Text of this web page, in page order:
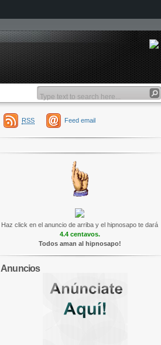
RSS Feed email
Haz click en el anuncio de arriba y el hipnosapo te dará
4.4 centavos.
Todos aman al hipnosapo!
Anuncios